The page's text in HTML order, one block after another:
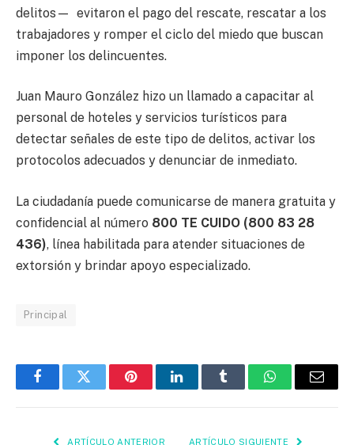
delitos— evitaron el pago del rescate, rescatar a los
trabajadores y romper el ciclo del miedo que buscan
imponer los delincuentes.
Juan Mauro González hizo un llamado a capacitar al
personal de hoteles y servicios turísticos para
detectar señales de este tipo de delitos, activar los
protocolos adecuados y denunciar de inmediato.
La ciudadanía puede comunicarse de manera gratuita y
confidencial al número 800 TE CUIDO (800 83 28
436), línea habilitada para atender situaciones de
extorsión y brindar apoyo especializado.
Principal
FacebookTwitter PinterestLinkedInTumblr WhatsAppEmail
ARTÍCULO ANTERIOR ARTÍCULO SIGUIENTE